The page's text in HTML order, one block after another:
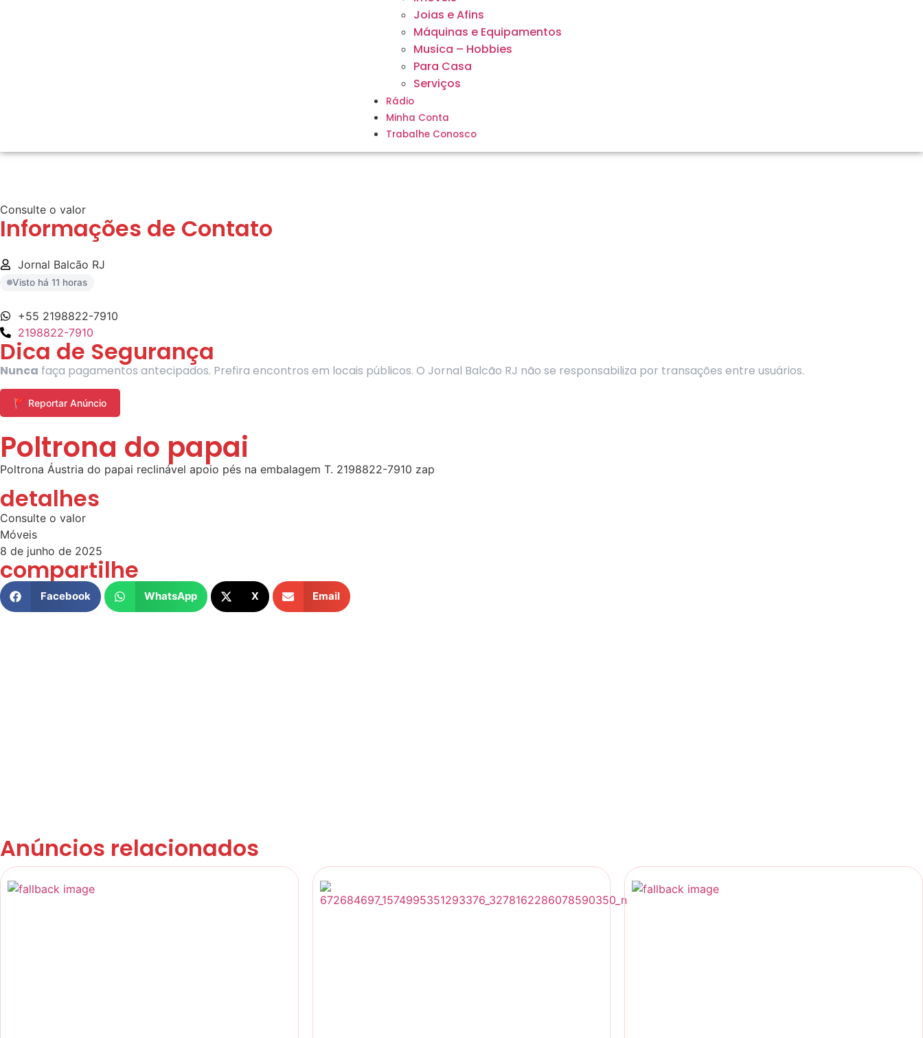
Joias e Afins
Máquinas e Equipamentos
Musica – Hobbies
Para Casa
Serviços
Rádio
Minha Conta
Trabalhe Conosco
Consulte o valor
Informações de Contato
Jornal Balcão RJ
Visto há 11 horas
+55 2198822-7910
2198822-7910
Dica de Segurança
Nunca faça pagamentos antecipados. Prefira encontros em locais públicos. O Jornal Balcão RJ não se responsabiliza por transações entre usuários.
🚩 Reportar Anúncio
Poltrona do papai
Poltrona Áustria do papai reclinável apoio pés na embalagem T. 2198822-7910 zap
detalhes
Consulte o valor
Móveis
8 de junho de 2025
compartilhe
Facebook WhatsApp X Email
Anúncios relacionados